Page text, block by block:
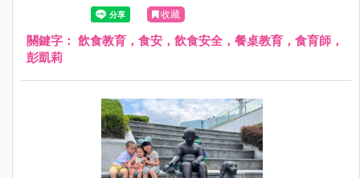
食安不該等意外發生後才重視，而是應該從小就教育孩子正
確的飲食觀念！
收藏
關鍵字： 飲食教育，食安，飲食安全，餐桌教育，食育師，
彭凱莉